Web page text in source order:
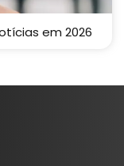
em 2026